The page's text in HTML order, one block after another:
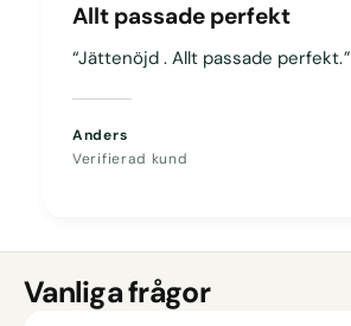
Allt passade perfekt
“Jättenöjd . Allt passade perfekt.”
Anders
Verifierad kund
Vanliga frågor